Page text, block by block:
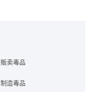
贩卖毒品
制造毒品